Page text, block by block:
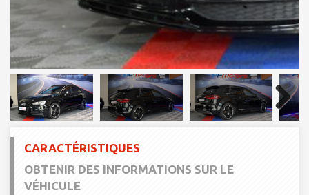
Next
CARACTÉRISTIQUES
OBTENIR DES INFORMATIONS SUR LE
VÉHICULE